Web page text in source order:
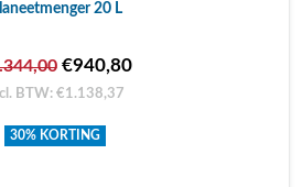
20 L
€940,80
BTW: €1.138,37
30% KORTING